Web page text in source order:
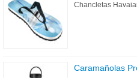
Chancletas
Caramañolas